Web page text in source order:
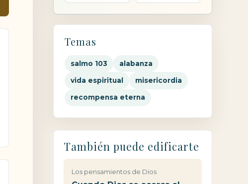
Temas
salmo 103 alabanza
vida espiritual misericordia
recompensa eterna
También puede edificarte
Los pensamientos de Dios